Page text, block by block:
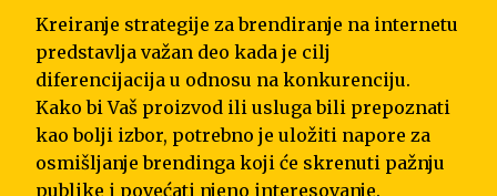
Kreiranje strategije za brendiranje na internetu
predstavlja važan deo kada je cilj
diferencijacija u odnosu na konkurenciju.
Kako bi Vaš proizvod ili usluga bili prepoznati
kao bolji izbor, potrebno je uložiti napore za
osmišljanje brendinga koji će skrenuti pažnju
publike i povećati njeno interesovanje.